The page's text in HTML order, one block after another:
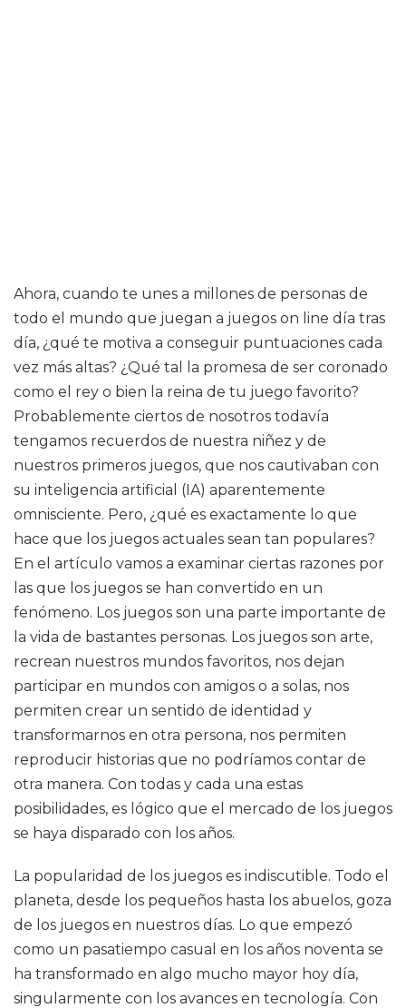
Ahora, cuando te unes a millones de personas de
todo el mundo que juegan a juegos on line día tras
día, ¿qué te motiva a conseguir puntuaciones cada
vez más altas? ¿Qué tal la promesa de ser coronado
como el rey o bien la reina de tu juego favorito?
Probablemente ciertos de nosotros todavía
tengamos recuerdos de nuestra niñez y de
nuestros primeros juegos, que nos cautivaban con
su inteligencia artificial (IA) aparentemente
omnisciente. Pero, ¿qué es exactamente lo que
hace que los juegos actuales sean tan populares?
En el artículo vamos a examinar ciertas razones por
las que los juegos se han convertido en un
fenómeno. Los juegos son una parte importante de
la vida de bastantes personas. Los juegos son arte,
recrean nuestros mundos favoritos, nos dejan
participar en mundos con amigos o a solas, nos
permiten crear un sentido de identidad y
transformarnos en otra persona, nos permiten
reproducir historias que no podríamos contar de
otra manera. Con todas y cada una estas
posibilidades, es lógico que el mercado de los juegos
se haya disparado con los años.
La popularidad de los juegos es indiscutible. Todo el
planeta, desde los pequeños hasta los abuelos, goza
de los juegos en nuestros días. Lo que empezó
como un pasatiempo casual en los años noventa se
ha transformado en algo mucho mayor hoy día,
singularmente con los avances en tecnología. Con